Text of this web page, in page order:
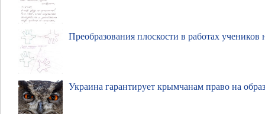
Преобразования плоскости в работах учеников
Украина гарантирует крымчанам право на